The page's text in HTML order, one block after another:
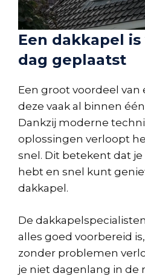
Een dakkapel
dag geplaatst
Een groot voordeel van
deze vaak al binnen
Dankzij moderne
oplossingen verloopt
snel. Dit betekent dat
hebt en snel kunt
dakkapel.
De
alles goed voorbereid
zonder problemen
je niet dagenlang in de